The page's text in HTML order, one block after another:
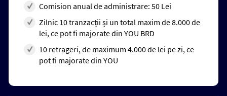
Comision anual de administrare: 50 Lei
Zilnic 10 tranzacții și un total maxim de 8.000 de
lei, ce pot fi majorate din YOU BRD
10 retrageri, de maximum 4.000 de lei pe zi, ce
pot fi majorate din YOU